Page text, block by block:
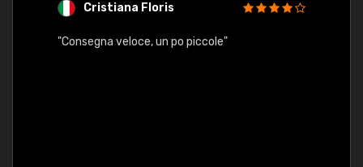
Cristiana Floris
"Consegna veloce, un po piccole"